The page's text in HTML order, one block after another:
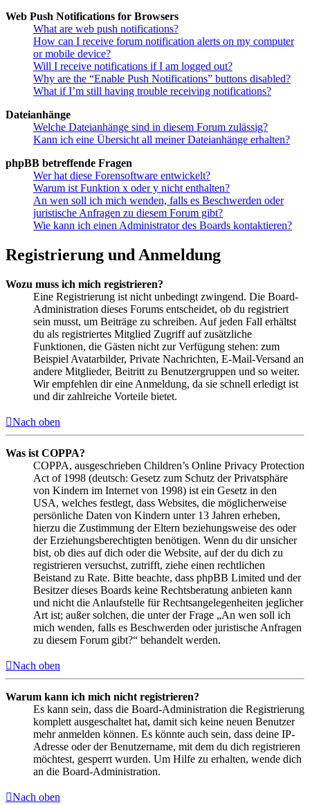
Web Push Notifications for Browsers
What are web push notifications?
How can I receive forum notification alerts on my computer
or mobile device?
Will I receive notifications if I am logged out?
Why are the “Enable Push Notifications” buttons disabled?
What if I’m still having trouble receiving notifications?
Dateianhänge
Welche Dateianhänge sind in diesem Forum zulässig?
Kann ich eine Übersicht all meiner Dateianhänge erhalten?
phpBB betreffende Fragen
Wer hat diese Forensoftware entwickelt?
Warum ist Funktion x oder y nicht enthalten?
An wen soll ich mich wenden, falls es Beschwerden oder
juristische Anfragen zu diesem Forum gibt?
Wie kann ich einen Administrator des Boards kontaktieren?
Registrierung und Anmeldung
Wozu muss ich mich registrieren?
Eine Registrierung ist nicht unbedingt zwingend. Die Board-
Administration dieses Forums entscheidet, ob du registriert
sein musst, um Beiträge zu schreiben. Auf jeden Fall erhältst
du als registriertes Mitglied Zugriff auf zusätzliche
Funktionen, die Gästen nicht zur Verfügung stehen: zum
Beispiel Avatarbilder, Private Nachrichten, E-Mail-Versand an
andere Mitglieder, Beitritt zu Benutzergruppen und so weiter.
Wir empfehlen dir eine Anmeldung, da sie schnell erledigt ist
und dir zahlreiche Vorteile bietet.
Nach oben
Was ist COPPA?
COPPA, ausgeschrieben Children’s Online Privacy Protection
Act of 1998 (deutsch: Gesetz zum Schutz der Privatsphäre
von Kindern im Internet von 1998) ist ein Gesetz in den
USA, welches festlegt, dass Websites, die möglicherweise
persönliche Daten von Kindern unter 13 Jahren erheben,
hierzu die Zustimmung der Eltern beziehungsweise des oder
der Erziehungsberechtigten benötigen. Wenn du dir unsicher
bist, ob dies auf dich oder die Website, auf der du dich zu
registrieren versuchst, zutrifft, ziehe einen rechtlichen
Beistand zu Rate. Bitte beachte, dass phpBB Limited und der
Besitzer dieses Boards keine Rechtsberatung anbieten kann
und nicht die Anlaufstelle für Rechtsangelegenheiten jeglicher
Art ist; außer solchen, die unter der Frage „An wen soll ich
mich wenden, falls es Beschwerden oder juristische Anfragen
zu diesem Forum gibt?“ behandelt werden.
Nach oben
Warum kann ich mich nicht registrieren?
Es kann sein, dass die Board-Administration die Registrierung
komplett ausgeschaltet hat, damit sich keine neuen Benutzer
mehr anmelden können. Es könnte auch sein, dass deine IP-
Adresse oder der Benutzername, mit dem du dich registrieren
möchtest, gesperrt wurden. Um Hilfe zu erhalten, wende dich
an die Board-Administration.
Nach oben